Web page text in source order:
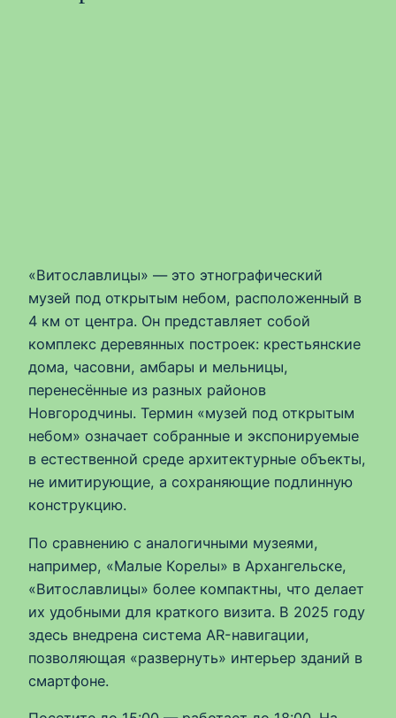
«Витославлицы» — это этнографический
музей под открытым небом, расположенный в
4 км от центра. Он представляет собой
комплекс деревянных построек: крестьянские
дома, часовни, амбары и мельницы,
перенесённые из разных районов
Новгородчины. Термин «музей под открытым
небом» означает собранные и экспонируемые
в естественной среде архитектурные объекты,
не имитирующие, а сохраняющие подлинную
конструкцию.
По сравнению с аналогичными музеями,
например, «Малые Корелы» в Архангельске,
«Витославлицы» более компактны, что делает
их удобными для краткого визита. В 2025 году
здесь внедрена система AR-навигации,
позволяющая «развернуть» интерьер зданий в
смартфоне.